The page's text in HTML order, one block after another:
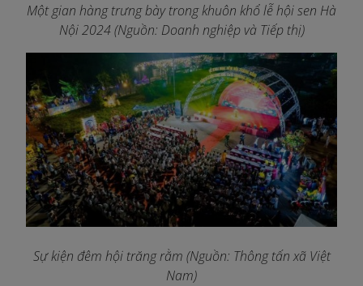
Một gian hàng trưng bày trong khuôn khổ lễ hội sen Hà
Nội 2024 (Nguồn: Doanh nghiệp và Tiếp thị)
Sự kiện đêm hội trăng rằm (Nguồn: Thông tấn xã Việt
Nam)